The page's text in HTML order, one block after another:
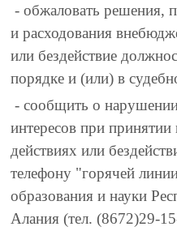
- обжаловать решения,
и расходования
или бездействие
порядке и (или) в
- сообщить о
интересов при
действиях или
телефону "горячей
образования и науки
Алания (тел. (8672)29-